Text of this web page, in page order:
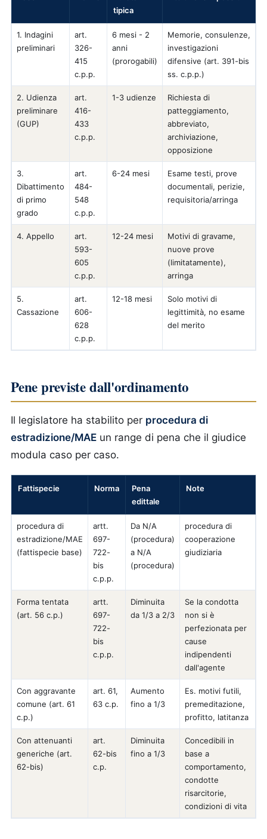
tipica
1. Indagini
preliminari
art.
326-
415
c.p.p.
6 mesi - 2
anni
(prorogabili)
Memorie, consulenze,
investigazioni
difensive (art. 391-bis
ss. c.p.p.)
2. Udienza
preliminare
(GUP)
art.
416-
433
c.p.p.
1-3 udienze
Richiesta di
patteggiamento,
abbreviato,
archiviazione,
opposizione
3.
Dibattimento
di primo
grado
art.
484-
548
c.p.p.
6-24 mesi
Esame testi, prove
documentali, perizie,
requisitoria/arringa
4. Appello
art.
593-
605
c.p.p.
12-24 mesi
Motivi di gravame,
nuove prove
(limitatamente),
arringa
5.
Cassazione
art.
606-
628
c.p.p.
12-18 mesi
Solo motivi di
legittimità, no esame
del merito
Pene previste dall'ordinamento
Il legislatore ha stabilito per procedura di
estradizione/MAE un range di pena che il giudice
modula caso per caso.
Fattispecie Norma
Pena
edittale
Note
procedura di
estradizione/MAE
(fattispecie base)
artt.
697-
722-
bis
c.p.p.
Da N/A
(procedura)
a N/A
(procedura)
procedura di
cooperazione
giudiziaria
Forma tentata
(art. 56 c.p.)
artt.
697-
722-
bis
c.p.p.
Diminuita
da 1/3 a 2/3
Se la condotta
non si è
perfezionata per
cause
indipendenti
dall'agente
Con aggravante
comune (art. 61
c.p.)
art. 61,
63 c.p.
Aumento
fino a 1/3
Es. motivi futili,
premeditazione,
profitto, latitanza
Con attenuanti
generiche (art.
62-bis)
art.
62-bis
c.p.
Diminuita
fino a 1/3
Concedibili in
base a
comportamento,
condotte
risarcitorie,
condizioni di vita